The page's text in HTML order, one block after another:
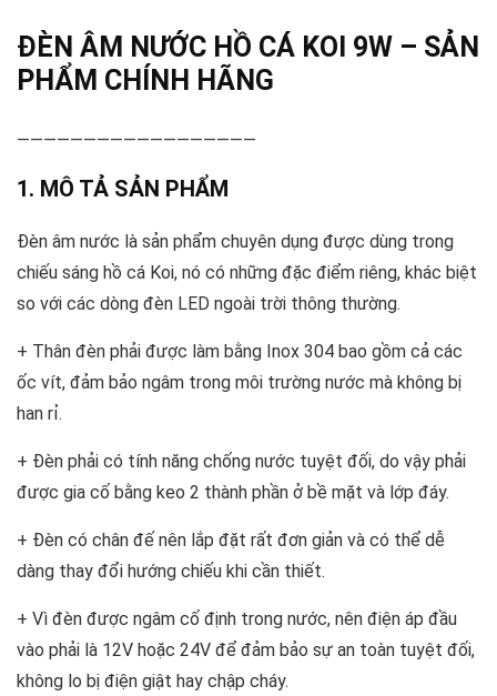
ĐÈN ÂM NƯỚC HỒ CÁ KOI 9W – SẢN
PHẨM CHÍNH HÃNG
——————————————————
1. MÔ TẢ SẢN PHẨM
Đèn âm nước là sản phẩm chuyên dụng được dùng trong
chiếu sáng hồ cá Koi, nó có những đặc điểm riêng, khác biệt
so với các dòng đèn LED ngoài trời thông thường.
+ Thân đèn phải được làm bằng Inox 304 bao gồm cả các
ốc vít, đảm bảo ngâm trong môi trường nước mà không bị
han rỉ.
+ Đèn phải có tính năng chống nước tuyệt đối, do vậy phải
được gia cố bằng keo 2 thành phần ở bề mặt và lớp đáy.
+ Đèn có chân đế nên lắp đặt rất đơn giản và có thể dễ
dàng thay đổi hướng chiếu khi cần thiết.
+ Vì đèn được ngâm cố định trong nước, nên điện áp đầu
vào phải là 12V hoặc 24V để đảm bảo sự an toàn tuyệt đối,
không lo bị điện giật hay chập cháy.